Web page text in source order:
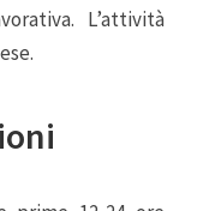
L’attività